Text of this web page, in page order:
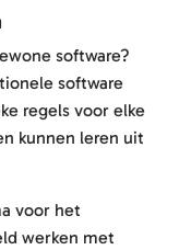
software?
software
regels voor elke
kunnen leren uit
voor het
werken met